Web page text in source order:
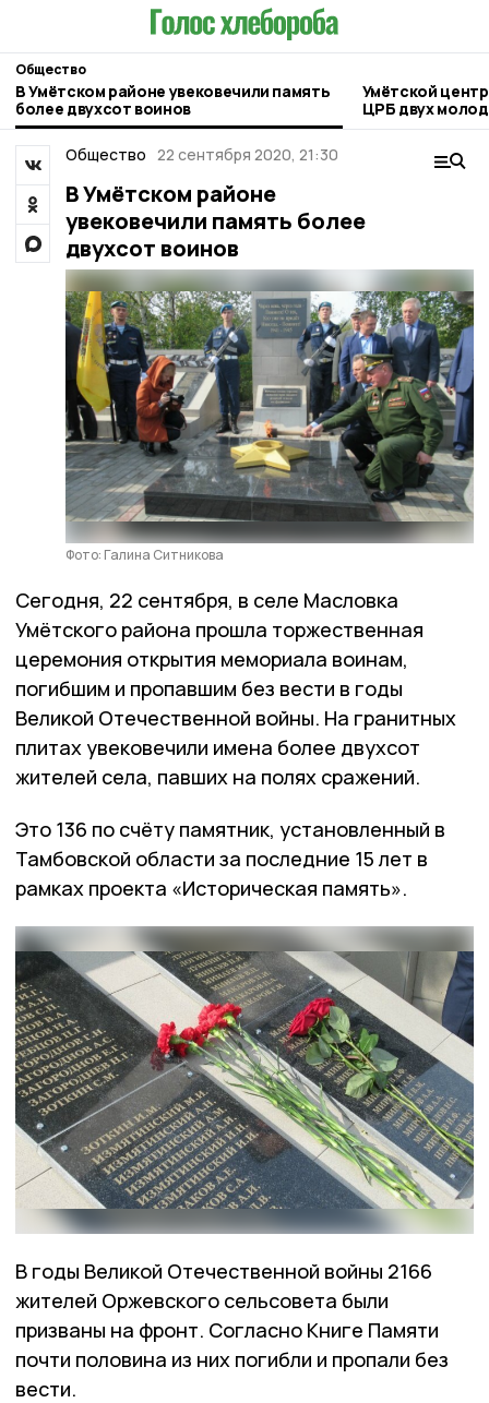
Общество
В Умётском районе увековечили память
более двухсот воинов
Умётской
ЦРБ двух
Общество 22 сентября 2020, 21:30
В Умётском районе
увековечили память более
двухсот воинов
Фото: Галина Ситникова
Сегодня, 22 сентября, в селе Масловка
Умётского района прошла торжественная
церемония открытия мемориала воинам,
погибшим и пропавшим без вести в годы
Великой Отечественной войны. На гранитных
плитах увековечили имена более двухсот
жителей села, павших на полях сражений.
Это 136 по счёту памятник, установленный в
Тамбовской области за последние 15 лет в
рамках проекта «Историческая память».
В годы Великой Отечественной войны 2166
жителей Оржевского сельсовета были
призваны на фронт. Согласно Книге Памяти
почти половина из них погибли и пропали без
вести.